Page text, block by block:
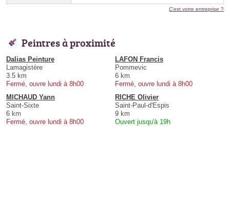
C'est votre entreprise ?
Peintres à proximité
Dalias Peinture
Lamagistère
3.5 km
Fermé, ouvre lundi à 8h00
LAFON Francis
Pommevic
6 km
Fermé, ouvre lundi à 8h00
MICHAUD Yann
Saint-Sixte
6 km
Fermé, ouvre lundi à 8h00
RICHE Olivier
Saint-Paul-d'Espis
9 km
Ouvert jusqu'à 19h